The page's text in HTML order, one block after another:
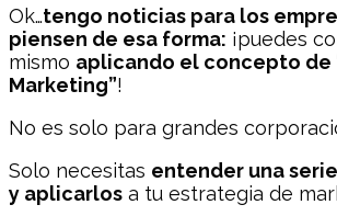
Ok…tengo noticias para los
piensen de esa forma: ¡puedes
mismo aplicando el concepto de
Marketing”!
No es solo para grandes
Solo necesitas entender una
y aplicarlos a tu estrategia de